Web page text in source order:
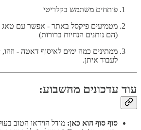
פותחים משתמש בקלריטי
מטמיעים פיקסל באתר - אפשר עם טאג
(הם נותנים הנחיות ברורות)
ממתינים כמה ימים לאיסוף דאטה -
לעבוד איתן.
עוד עדכונים מהשבוע:
סוף סוף הוא כאן: